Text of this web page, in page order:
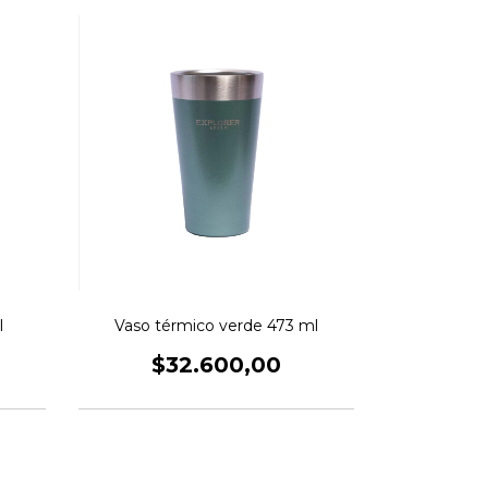
Vaso térmico verde 473 ml
$32.600,00